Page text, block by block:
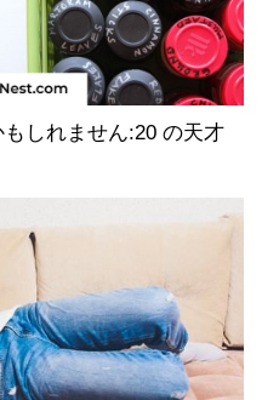
しれません:20 の天才